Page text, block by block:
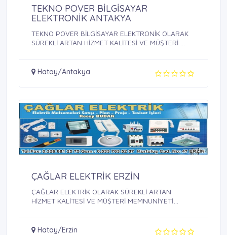
TEKNO POVER BİLGİSAYAR
ELEKTRONİK ANTAKYA
TEKNO POVER BİLGİSAYAR ELEKTRONİK OLARAK
SÜREKLİ ARTAN HİZMET KALİTESİ VE MÜŞTERİ ...
Hatay/Antakya
ÇAĞLAR ELEKTRİK ERZİN
ÇAĞLAR ELEKTRİK OLARAK SÜREKLİ ARTAN
HİZMET KALİTESİ VE MÜŞTERİ MEMNUNİYETİ
Hatay/Erzin